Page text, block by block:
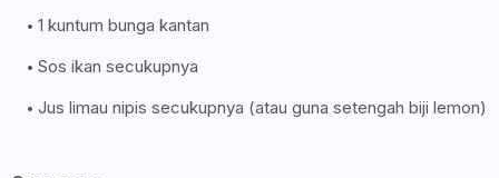
1 kuntum bunga kantan
Sos ikan secukupnya
Jus limau nipis secukupnya (atau guna setengah biji lemon)